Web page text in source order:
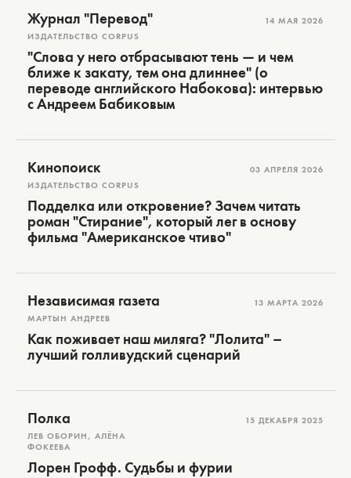
Журнал "Перевод"
ИЗДАТЕЛЬСТВО CORPUS
14 МАЯ 2026
"Слова у него отбрасывают тень — и чем
ближе к закату, тем она длиннее" (о
переводе английского Набокова): интервью
с Андреем Бабиковым
Кинопоиск
ИЗДАТЕЛЬСТВО CORPUS
03 АПРЕЛЯ 2026
Подделка или откровение? Зачем читать
роман "Стирание", который лег в основу
фильма "Американское чтиво"
Независимая газета
МАРТЫН АНДРЕЕВ
13 МАРТА 2026
Как поживает наш миляга? "Лолита" –
лучший голливудский сценарий
Полка
ЛЕВ ОБОРИН, АЛЁНА
ФОКЕЕВА
15 ДЕКАБРЯ 2025
Лорен Грофф. Судьбы и фурии